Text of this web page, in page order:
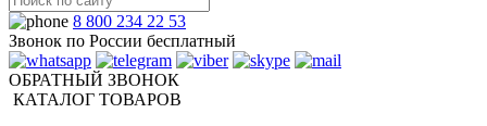
8 800 234 22 53
Звонок по России бесплатный
ОБРАТНЫЙ ЗВОНОК
КАТАЛОГ ТОВАРОВ